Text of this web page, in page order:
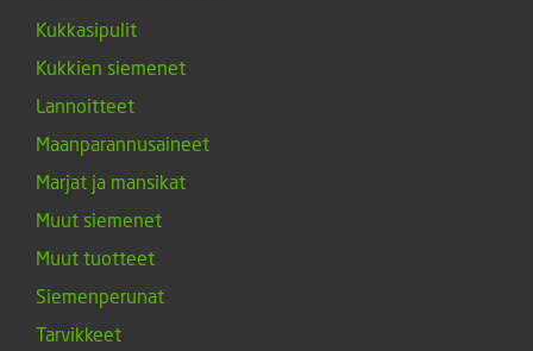
Kukkasipulit
Kukkien siemenet
Lannoitteet
Maanparannusaineet
Marjat ja mansikat
Muut siemenet
Muut tuotteet
Siemenperunat
Tarvikkeet